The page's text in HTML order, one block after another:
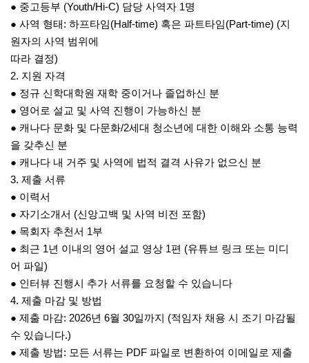
● 중고등부 (Youth/Hi-C) 담당 사역자 1명
● 사역 형태: 하프타임(Half-time) 혹은 파트타임(Part-time) (지
원자의 사역 범위에
따라 결정)
2. 지원 자격
● 정규 신학대학원 재학 중이거나 졸업하신 분
● 영어로 설교 및 사역 진행이 가능하신 분
● 캐나다 문화 및 다문화/2세대 청소년에 대한 이해와 소통 능력
을 갖추신 분
● 캐나다 내 거주 및 사역에 법적 결격 사유가 없으신 분
3. 제출 서류
● 이력서
● 자기소개서 (신앙고백 및 사역 비전 포함)
● 목회자 추천서 1부
● 최근 1년 이내의 영어 설교 영상 1편 (유튜브 링크 또는 미디
어 파일)
● 인터뷰 진행시 추가 서류를 요청할 수 있습니다
4. 제출 마감 및 방법
● 제출 마감: 2026년 6월 30일까지 (적임자 채용 시 조기 마감될
수 있습니다.)
● 제출 방법: 모든 서류는 PDF 파일로 변환하여 이메일로 제출